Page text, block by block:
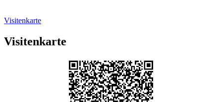
Visitenkarte
Visitenkarte